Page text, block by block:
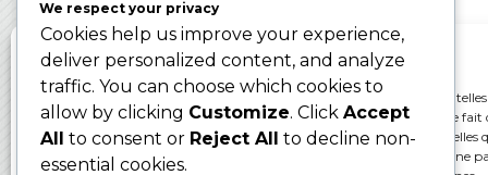
Gérer le consentement aux cookies
Pour offrir les meilleures expériences, nous utilisons des technologies
cookies pour stocker et/ou accéder aux informations des appareils. Le fait
consentir à ces technologies nous permettra de traiter des données telles
comportement de navigation ou les ID uniques sur ce site. Le fait de ne
We respect your privacy
Cookies help us improve your experience,
deliver personalized content, and analyze
traffic. You can choose which cookies to
allow by clicking Customize. Click Accept
All to consent or Reject All to decline non-
essential cookies.